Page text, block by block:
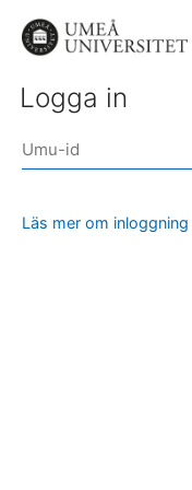
Logga in
Läs mer om